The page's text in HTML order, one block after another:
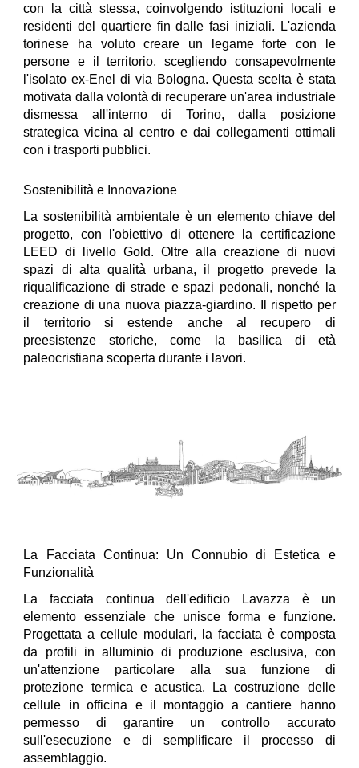
con la città stessa, coinvolgendo istituzioni locali e
residenti del quartiere fin dalle fasi iniziali. L'azienda
torinese ha voluto creare un legame forte con le
persone e il territorio, scegliendo consapevolmente
l'isolato ex-Enel di via Bologna. Questa scelta è stata
motivata dalla volontà di recuperare un'area industriale
dismessa all'interno di Torino, dalla posizione
strategica vicina al centro e dai collegamenti ottimali
con i trasporti pubblici.
Sostenibilità e Innovazione
La sostenibilità ambientale è un elemento chiave del
progetto, con l'obiettivo di ottenere la certificazione
LEED di livello Gold. Oltre alla creazione di nuovi
spazi di alta qualità urbana, il progetto prevede la
riqualificazione di strade e spazi pedonali, nonché la
creazione di una nuova piazza-giardino. Il rispetto per
il territorio si estende anche al recupero di
preesistenze storiche, come la basilica di età
paleocristiana scoperta durante i lavori.
La Facciata Continua: Un Connubio di Estetica e
Funzionalità
La facciata continua dell'edificio Lavazza è un
elemento essenziale che unisce forma e funzione.
Progettata a cellule modulari, la facciata è composta
da profili in alluminio di produzione esclusiva, con
un'attenzione particolare alla sua funzione di
protezione termica e acustica. La costruzione delle
cellule in officina e il montaggio a cantiere hanno
permesso di garantire un controllo accurato
sull'esecuzione e di semplificare il processo di
assemblaggio.